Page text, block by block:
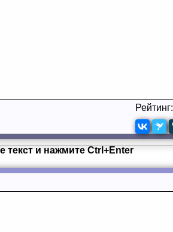
Рейтинг:
и нажмите Ctrl+Enter